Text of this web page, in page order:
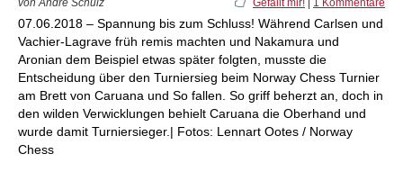
von André Schulz Gefällt mir! 1 Kommentare
07.06.2018 – Spannung bis zum Schluss! Während Carlsen und
Vachier-Lagrave früh remis machten und Nakamura und
Aronian dem Beispiel etwas später folgten, musste die
Entscheidung über den Turniersieg beim Norway Chess Turnier
am Brett von Caruana und So fallen. So griff beherzt an, doch in
den wilden Verwicklungen behielt Caruana die Oberhand und
wurde damit Turniersieger.| Fotos: Lennart Ootes / Norway
Chess